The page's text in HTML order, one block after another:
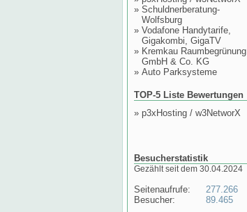
» Schuldnerberatung-
Wolfsburg
» Vodafone Handytarife,
Gigakombi, GigaTV
» Kremkau Raumbegrünung
GmbH & Co. KG
» Auto Parksysteme
TOP-5 Liste Bewertungen
» p3xHosting / w3NetworX
Besucherstatistik
Gezählt seit dem 30.04.2024
Seitenaufrufe:
Besucher:
277.266
89.465